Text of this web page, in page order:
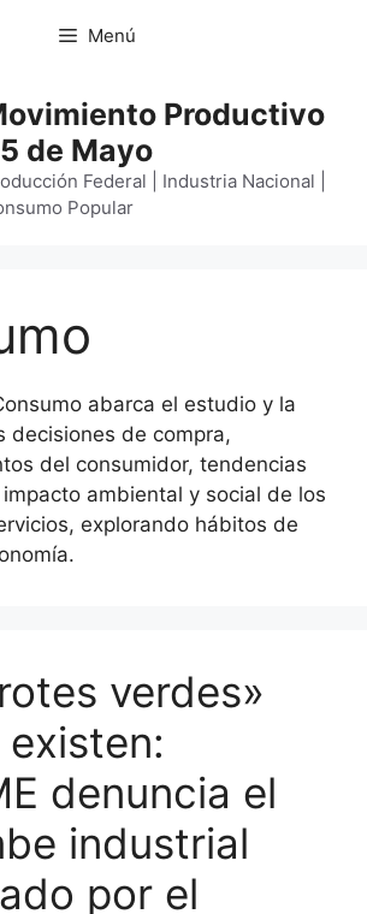
Menú
Productivo
de Mayo
Federal | Industria Nacional |
Popular
abarca el estudio y la
decisiones de compra,
del consumidor, tendencias
ambiental y social de los
explorando hábitos de
verdes»
denuncia el
industrial
por el